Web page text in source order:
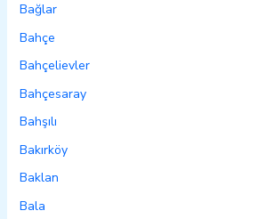
Bağlar
Bahçe
Bahçelievler
Bahçesaray
Bahşılı
Bakırköy
Baklan
Bala